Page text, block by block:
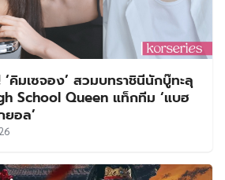
คิมเซจอง’ สวมบทราชินีนักบู๊ทะลุ
School Queen แท็กทีม ‘แบฮ
อล’